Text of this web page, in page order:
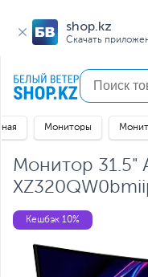
shop.kz
Скачать
Мониторы
Монитор 31.5"
Кешбэк 10%